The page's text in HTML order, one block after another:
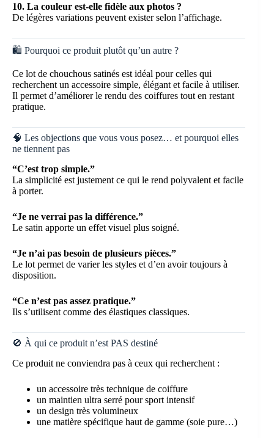
10. La couleur est-elle fidèle aux photos ?
De légères variations peuvent exister selon l’affichage.
🛍️ Pourquoi ce produit plutôt qu’un autre ?
Ce lot de chouchous satinés est idéal pour celles qui
recherchent un accessoire simple, élégant et facile à utiliser.
Il permet d’améliorer le rendu des coiffures tout en restant
pratique.
🧠 Les objections que vous vous posez… et pourquoi elles
ne tiennent pas
“C’est trop simple.”
La simplicité est justement ce qui le rend polyvalent et facile
à porter.
“Je ne verrai pas la différence.”
Le satin apporte un effet visuel plus soigné.
“Je n’ai pas besoin de plusieurs pièces.”
Le lot permet de varier les styles et d’en avoir toujours à
disposition.
“Ce n’est pas assez pratique.”
Ils s’utilisent comme des élastiques classiques.
🚫 À qui ce produit n’est PAS destiné
Ce produit ne conviendra pas à ceux qui recherchent :
un accessoire très technique de coiffure
un maintien ultra serré pour sport intensif
un design très volumineux
une matière spécifique haut de gamme (soie pure…)